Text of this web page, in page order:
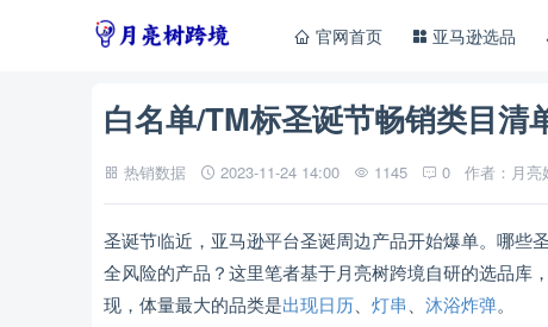
官网首页 亚马逊选品
白名单/TM标圣诞节畅销类目清
热销数据 2023-11-24 14:00 1145 0 作者：月亮
圣诞节临近，亚马逊平台圣诞周边产品开始爆单。哪些
全风险的产品？这里笔者基于月亮树跨境自研的选品库
现，体量最大的品类是出现日历 灯串 沐浴炸弹。